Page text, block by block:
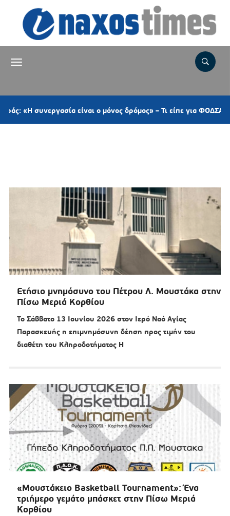
είναι ο μόνος δρόμος» – Τι είπε για ΦΟΔΣΑ, ΠΕΔ, το
Ετήσιο μνημόσυνο του Πέτρου Λ. Μουστάκα στην
Πίσω Μεριά Κορθίου
Το Σάββατο 13 Ιουνίου 2026 στον Ιερό Ναό Αγίας
Παρασκευής η επιμνημόσυνη δέηση προς τιμήν του
διαθέτη του Κληροδοτήματος Η
«Μουστάκειο Basketball Tournament»: Ένα
τριήμερο γεμάτο μπάσκετ στην Πίσω Μεριά
Κορθίου